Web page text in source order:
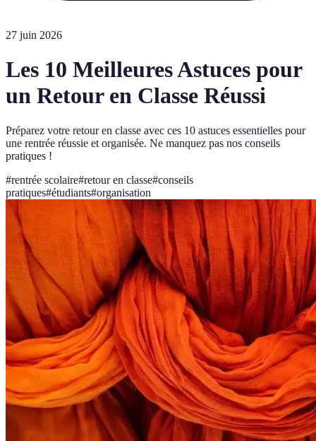
27 juin 2026
Les 10 Meilleures Astuces pour
un Retour en Classe Réussi
Préparez votre retour en classe avec ces 10 astuces essentielles pour
une rentrée réussie et organisée. Ne manquez pas nos conseils
pratiques !
#rentrée scolaire#retour en classe#conseils
pratiques#étudiants#organisation